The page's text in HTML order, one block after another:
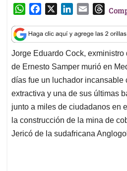
W
a
t
s
A
p
p
c
e
b
o
o
k
n
k
e
d
I
n
a
i
l
T
r
e
a
d
s
Jorge Eduardo Cock,
de Ernesto Samper murió en
días fue un luchador incansable
extractiva y una de sus últimas
junto a miles de ciudadanos en
la construcción de la mina de
Jericó de la sudafricana